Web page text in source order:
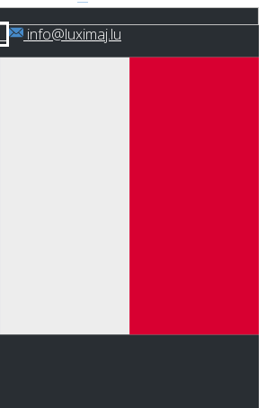
​info@luximaj.lu